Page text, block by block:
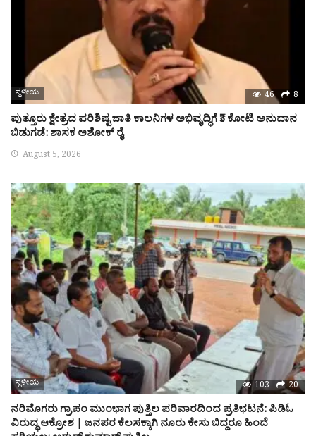
ಸ್ಥಳೀಯ 46 8
ಪುತ್ತೂರು ಕ್ಷೇತ್ರದ ಪರಿಶಿಷ್ಟ ಜಾತಿ ಕಾಲನಿಗಳ ಅಭಿವೃದ್ಧಿಗೆ ₹3 ಕೋಟಿ ಅನುದಾನ
ಬಿಡುಗಡೆ: ಶಾಸಕ ಅಶೋಕ್ ರೈ
August 5, 2026
ಸ್ಥಳೀಯ 103 20
ನರಿಮೊಗರು ಗ್ರಾಪಂ ಮುಂಭಾಗ ಪುತ್ತಿಲ ಪರಿವಾರದಿಂದ ಪ್ರತಿಭಟನೆ: ಪಿಡಿಓ
ವಿರುದ್ಧ ಆಕ್ರೋಶ | ಜನಪರ ಕೆಲಸಕ್ಕಾಗಿ ನೂರು ಕೇಸು ಬಿದ್ದರೂ ಹಿಂದೆ